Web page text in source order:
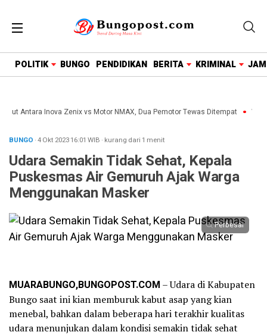
f08c47fec0942fa0
POLITIK BUNGO PENDIDIKAN BERITA KRIMINAL
Antara Inova Zenix vs Motor NMAX, Dua Pemotor Tewas Ditempat Wakil
BUNGO · 4 Okt 202316:01 WIB · kurang dari 1 menit
Udara Semakin Tidak Sehat, Kepala
Puskesmas Air Gemuruh Ajak Warga
Menggunakan Masker
Perbesar
MUARABUNGO,BUNGOPOST.COM – Udara di Kabupaten
Bungo saat ini kian memburuk kabut asap yang kian
menebal, bahkan dalam beberapa hari terakhir kualitas
udara menunjukan dalam kondisi semakin tidak sehat